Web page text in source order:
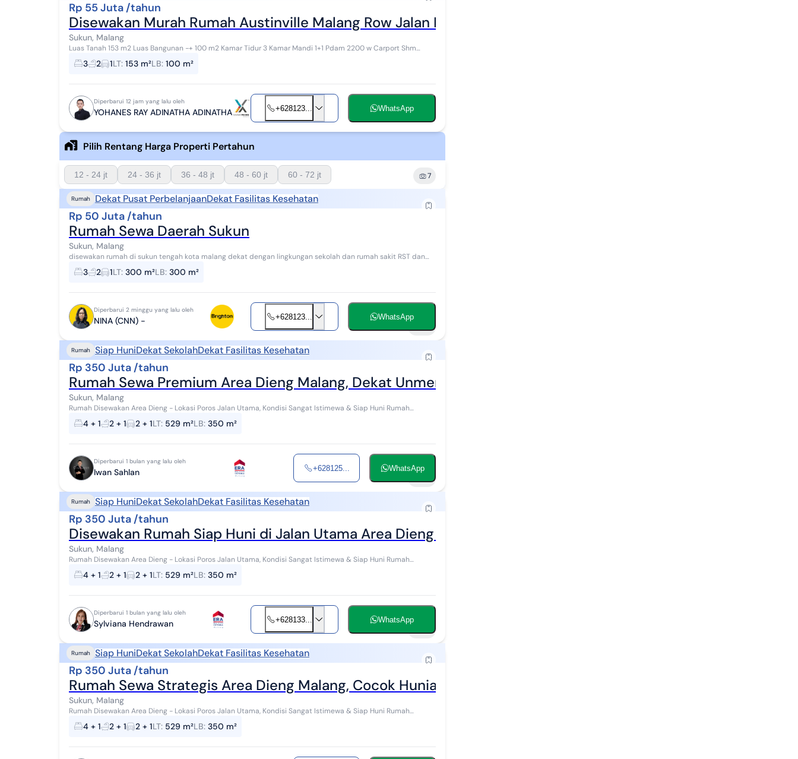
Rp 55 Juta /tahun
Disewakan Murah Rumah Austinville Malang Row Jalan Lebar (Sny)
Sukun, Malang
Luas Tanah 153 m2 Luas Bangunan -+ 100 m2 Kamar Tidur 3 Kamar Mandi 1+1 Pdam 2200 w Carport Shm
3 2 1LT: 153 m²LB: 100 m²
Diperbarui 12 jam yang lalu oleh
YOHANES RAY ADINATHA ADINATHA +628123... WhatsApp
Pilih Rentang Harga Properti Pertahun
12 - 24 jt 24 - 36 jt 36 - 48 jt 48 - 60 jt 60 - 72 jt 7
Rumah Dekat Pusat PerbelanjaanDekat Fasilitas Kesehatan
Rp 50 Juta /tahun
Rumah Sewa Daerah Sukun
Sukun, Malang
disewakan rumah di sukun tengah kota malang dekat dengan lingkungan sekolah dan rumah sakit RST dan
RKZ lingkungan aman dan tenang sewa minimal 2 t...
3 2 1LT: 300 m²LB: 300 m²
Diperbarui 2 minggu yang lalu oleh
NINA (CNN) - +628123... WhatsApp
Rumah Siap HuniDekat SekolahDekat Fasilitas Kesehatan
Rp 350 Juta /tahun
Rumah Sewa Premium Area Dieng Malang, Dekat Unmer dan Ub Kampus 2
Sukun, Malang
Rumah Disewakan Area Dieng - Lokasi Poros Jalan Utama, Kondisi Sangat Istimewa & Siap Huni Rumah
disewakan di kawasan Dieng, Malang dengan lokasi ...
4 + 1 2 + 1 2 + 1LT: 529 m²LB: 350 m²
Diperbarui 1 bulan yang lalu oleh
Iwan Sahlan +628125... WhatsApp
Rumah Siap HuniDekat SekolahDekat Fasilitas Kesehatan
Rp 350 Juta /tahun
Disewakan Rumah Siap Huni di Jalan Utama Area Dieng Malang
Sukun, Malang
Rumah Disewakan Area Dieng - Lokasi Poros Jalan Utama, Kondisi Sangat Istimewa & Siap Huni Rumah
disewakan di kawasan Dieng, Malang dengan lokasi ...
4 + 1 2 + 1 2 + 1LT: 529 m²LB: 350 m²
Diperbarui 1 bulan yang lalu oleh
Sylviana Hendrawan +628133... WhatsApp
Rumah Siap HuniDekat SekolahDekat Fasilitas Kesehatan
Rp 350 Juta /tahun
Rumah Sewa Strategis Area Dieng Malang, Cocok Hunian atau Kantor
Sukun, Malang
Rumah Disewakan Area Dieng - Lokasi Poros Jalan Utama, Kondisi Sangat Istimewa & Siap Huni Rumah
disewakan di kawasan Dieng, Malang dengan lokasi ...
4 + 1 2 + 1 2 + 1LT: 529 m²LB: 350 m²